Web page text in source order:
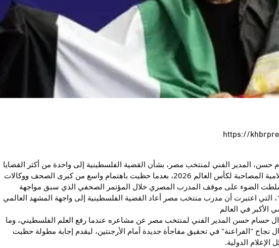
https://
المدير الفني لمنتخب مصر، بشأن القضية الفلسطينية إلى واحدة من أكثر القضايا
تداولًا في التغطية الإعلامية المصاحبة لكأس العالم 2026، بعدما حظيت باهتمام واسع من كبرى الصحف ووكالات
سلطت الضوء على موقف المدرب المصري خلال المؤتمر الصحفي الذي سبق مواجهة
الأرجنتين في دور الـ16، التي اعتبرت أن مدرب منتخب مصر أعاد القضية الفلسطينية إلى واجهة المشهد العالمي
في العالم
حسام حسن المدير الفني لمنتخب مصر عن مشاعره عندما رفع العلم الفلسطيني، وما
نجاح "الفراعنة" في تحقيق مفاجأة جديدة أمام الأرجنتين، ليقدم إجابة مطولة حظيت
الدولية.